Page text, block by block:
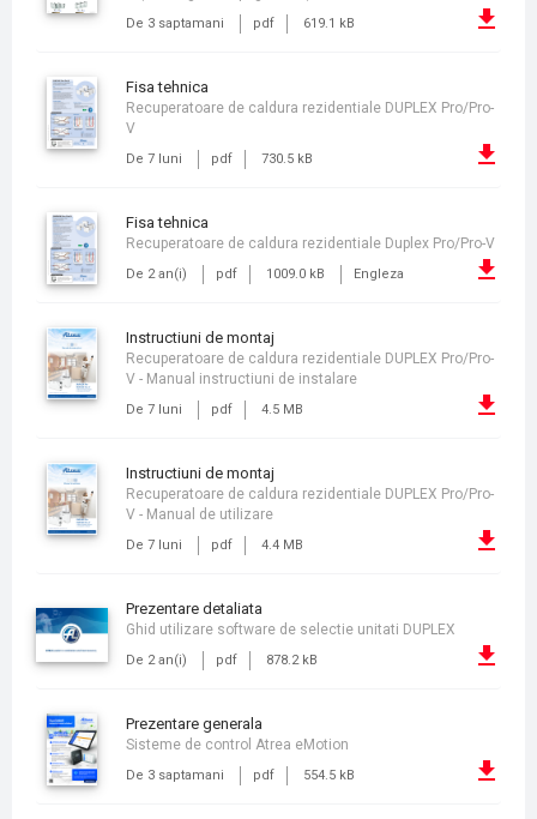
De 3 saptamani pdf 619.1 kB
fisa tehnica
De 7 luni pdf 730.5 kB
Recuperatoare de caldura rezidentiale DUPLEX Pro/Pro-
V
fisa tehnica
De 2 an(i) pdf 1009.0 kB Engleza
Recuperatoare de caldura rezidentiale Duplex Pro/Pro-V
instructiuni de montaj
De 7 luni pdf 4.5 MB
Recuperatoare de caldura rezidentiale DUPLEX Pro/Pro-
V - Manual instructiuni de instalare
instructiuni de montaj
De 7 luni pdf 4.4 MB
Recuperatoare de caldura rezidentiale DUPLEX Pro/Pro-
V - Manual de utilizare
prezentare detaliata
De 2 an(i) pdf 878.2 kB
Ghid utilizare software de selectie unitati DUPLEX
prezentare generala
De 3 saptamani pdf 554.5 kB
Sisteme de control Atrea eMotion